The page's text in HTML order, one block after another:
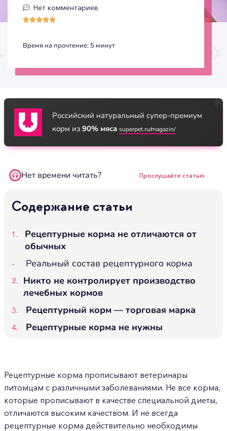
Нет комментариев

Время на прочтение: 5 минут
Российский натуральный супер-премиум
корм из 90% мяса superpet.ru/magazin/
Нет времени читать? Прослушайте статью
Содержание статьи
Рецептурные корма не отличаются от
обычных
Реальный состав рецептурного корма
Никто не контролирует производство
лечебных кормов
Рецептурный корм — торговая марка
Рецептурные корма не нужны
Рецептурные корма прописывают ветеринары
питомцам с различными заболеваниями. Не все корма,
которые прописывают в качестве специальной диеты,
отличаются высоким качеством. И не всегда
рецептурные корма действительно необходимы